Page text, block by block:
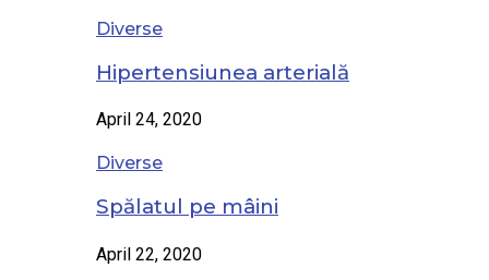
Diverse
Hipertensiunea arterială
April 24, 2020
Diverse
Spălatul pe mâini
April 22, 2020